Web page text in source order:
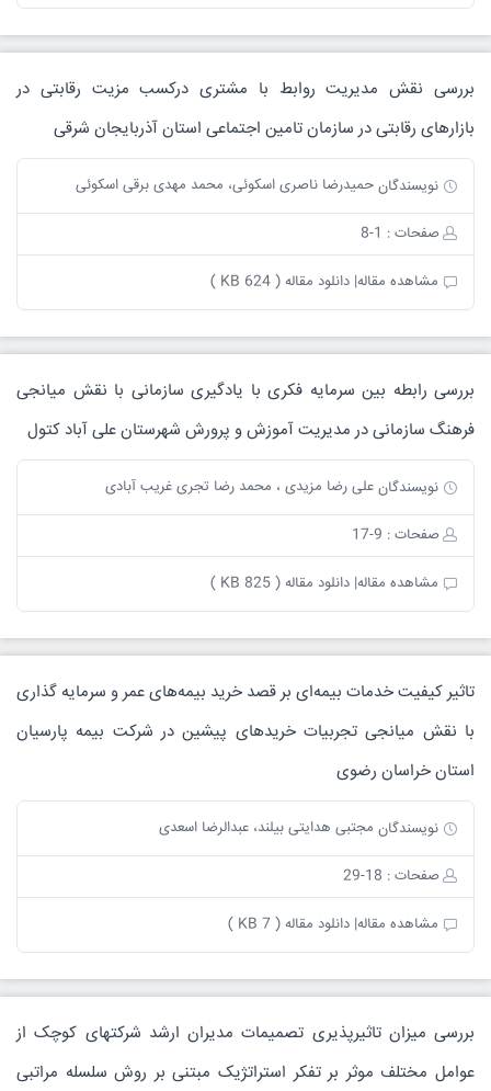
بررسی نقش مدیریت روابط با مشتری درکسب مزیت رقابتی در
بازارهای رقابتی در سازمان تامین اجتماعی استان آذربایجان شرقی
نویسندگان حمیدرضا ناصری اسکوئی، محمد مهدی برقی اسکوئی
صفحات : 1-8
مشاهده مقاله| دانلود مقاله ( 624 KB )
بررسی رابطه بین سرمایه فکری با یادگیری سازمانی با نقش میانجی
فرهنگ سازمانی در مدیریت آموزش و پرورش شهرستان علی آباد کتول
نویسندگان علی رضا مزیدی ، محمد رضا تجری غریب آبادی
صفحات : 9-17
مشاهده مقاله| دانلود مقاله ( 825 KB )
تاثیر کیفیت خدمات بیمه‌ای بر قصد خرید بیمه‌های عمر و سرمایه گذاری
با نقش میانجی تجربیات خریدهای پیشین در شرکت بیمه پارسیان
استان خراسان رضوی
نویسندگان مجتبی هدایتی بیلند، عبدالرضا اسعدی
صفحات : 18-29
مشاهده مقاله| دانلود مقاله ( 7 KB )
بررسی میزان تاثیرپذیری تصمیمات مدیران ارشد شرکتهای کوچک از
عوامل مختلف موثر بر تفکر استراتژیک مبتنی بر روش سلسله مراتبی